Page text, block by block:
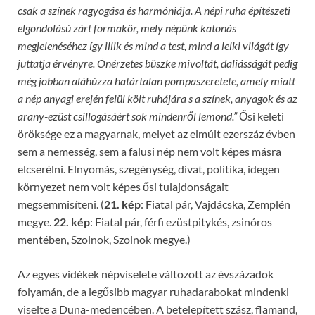
csak a színek ragyogása és harmóniája. A népi ruha építészeti
elgondolású zárt formakör, mely népünk katonás
megjelenéséhez így illik és mind a test, mind a lelki világát így
juttatja érvényre. Önérzetes büszke mivoltát, daliásságát pedig
még jobban aláhúzza határtalan pompaszeretete, amely miatt
a nép anyagi erején felül költ ruhájára s a színek, anyagok és az
arany-ezüst csillogásáért sok mindenről lemond.”Ősi keleti
öröksége ez a magyarnak, melyet az elmúlt ezerszáz évben
sem a nemesség, sem a falusi nép nem volt képes másra
elcserélni. Elnyomás, szegénység, divat, politika, idegen
környezet nem volt képes ősi tulajdonságait
megsemmisíteni. (21. kép: Fiatal pár, Vajdácska, Zemplén
megye. 22. kép: Fiatal pár, férfi ezüstpitykés, zsinóros
mentében, Szolnok, Szolnok megye.)
Az egyes vidékek népviselete változott az évszázadok
folyamán, de a legősibb magyar ruhadarabokat mindenki
viselte a Duna-medencében. A betelepített szász, flamand,